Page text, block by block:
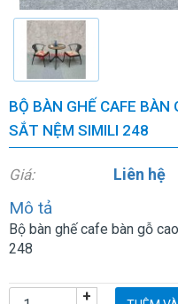
BỘ BÀN GHẾ CAFE BÀN
SẮT NỆM SIMILI 248
Giá: Liên hệ
Mô tả
Bộ bàn ghế cafe bàn gỗ
248
+